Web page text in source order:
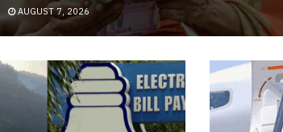
AUGUST 7, 2026